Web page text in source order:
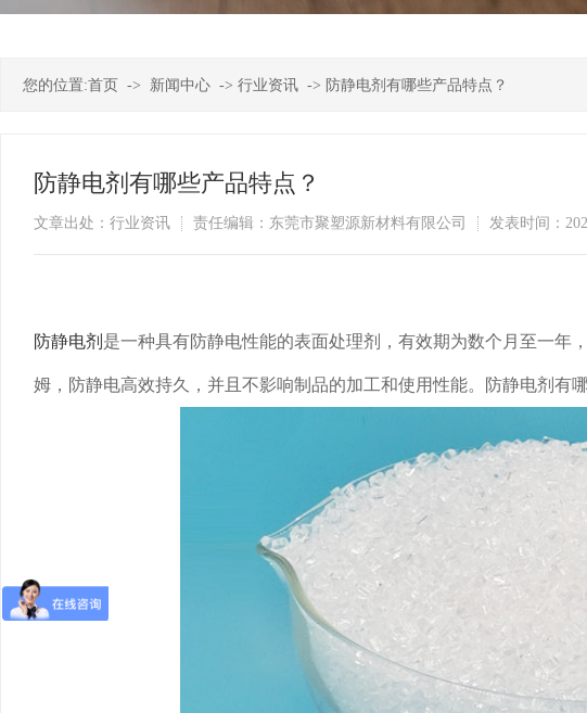
您的位置:首页 -> 新闻中心 -> 行业资讯 -> 防静电剂有哪些产品特点？
防静电剂有哪些产品特点？
文章出处：行业资讯 责任编辑：东莞市聚塑源新材料有限公司 发表时间：
防静电剂 是一种具有防静电性能的表面处理剂，有效期为数个月至一年
姆，防静电高效持久，并且不影响制品的加工和使用性能。防静电剂有